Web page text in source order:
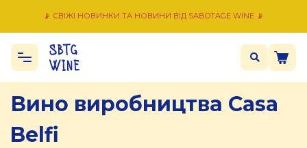
📡 СВІЖІ НОВИНКИ ТА НОВИНИ ВІД SABOTAGE WINE 📡
Вино виробництва Casa
Belfi